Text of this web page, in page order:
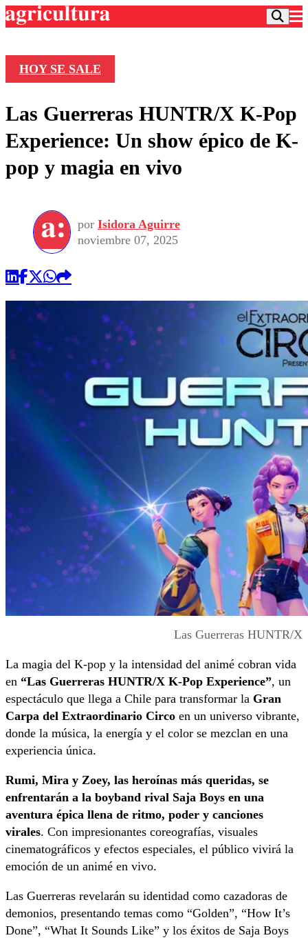
Frecuencias
Agricultura TV
Deportes
Colo Colo
Seleccion Chilena
Torneo Internacional
Universidad de Chile
Entretención
Economía
Internacional
Sustentabilidad
Publicaciones en medios
Opinión
HOY SE SALE
Las Guerreras HUNTR/X K-Pop
Experience: Un show épico de K-
pop y magia en vivo
por Isidora Aguirre
noviembre 07, 2025
Las Guerreras HUNTR/X
La magia del K-pop y la intensidad del animé cobran vida
en “Las Guerreras HUNTR/X K-Pop Experience”, un
espectáculo que llega a Chile para transformar la Gran
Carpa del Extraordinario Circo en un universo vibrante,
donde la música, la energía y el color se mezclan en una
experiencia única.
Rumi, Mira y Zoey, las heroínas más queridas, se
enfrentarán a la boyband rival Saja Boys en una
aventura épica llena de ritmo, poder y canciones
virales. Con impresionantes coreografías, visuales
cinematográficos y efectos especiales, el público vivirá la
emoción de un animé en vivo.
Las Guerreras revelarán su identidad como cazadoras de
demonios, presentando temas como “Golden”, “How It’s
Done”, “What It Sounds Like” y los éxitos de Saja Boys